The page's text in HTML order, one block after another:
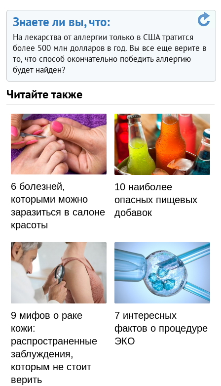
Знаете ли вы, что:
На лекарства от аллергии только в США тратится
более 500 млн долларов в год. Вы все еще верите в
то, что способ окончательно победить аллергию
будет найден?
Читайте также
6 болезней,
которыми можно
заразиться в салоне
красоты
10 наиболее
опасных пищевых
добавок
9 мифов о раке
кожи:
распространенные
заблуждения,
которым не стоит
верить
7 интересных
фактов о процедуре
ЭКО